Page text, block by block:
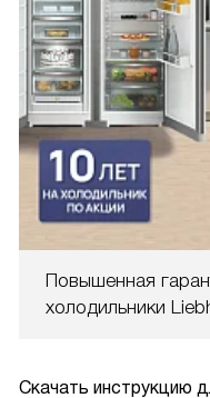
Повышенная
холодильники
Скачать инструкцию